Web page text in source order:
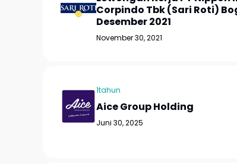
Corpindo Tbk (Sari Roti)
Desember 2021
November 30, 2021
1tahun
Aice Group Holding
Juni 30, 2025